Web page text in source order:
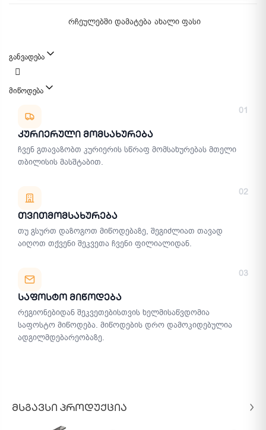
რჩეულებში დამატება ახალი ფასი
განვადება
მიწოდება
01
Კურიერული Მომსახურება
ჩვენ გთავაზობთ კურიერის სწრაფ მომსახურებას მთელი
თბილისის მასშტაბით.
02
Თვითმომსახურება
თუ გსურთ დაზოგოთ მიწოდებაზე, შეგიძლიათ თავად
აიღოთ თქვენი შეკვეთა ჩვენი ფილიალიდან.
03
Საფოსტო Მიწოდება
რეგიონებიდან შეკვეთებისთვის ხელმისაწვდომია
საფოსტო მიწოდება. მიწოდების დრო დამოკიდებულია
ადგილმდებარეობაზე.
ᲛᲡᲒᲐᲕᲡᲘ ᲞᲠᲝᲓᲣᲥᲪᲘᲐ